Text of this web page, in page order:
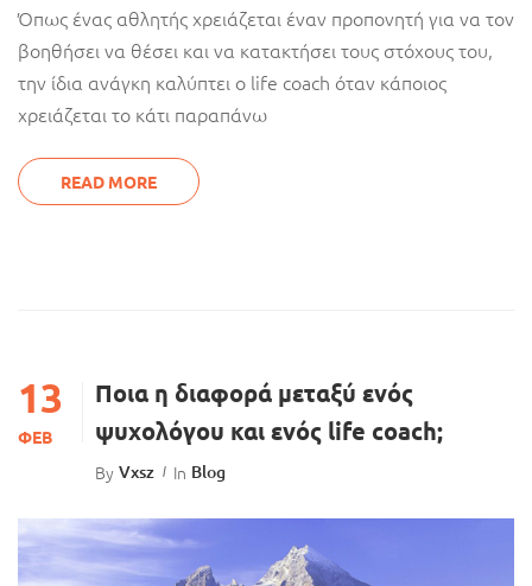
Όπως ένας αθλητής χρειάζεται έναν προπονητή για να τον
βοηθήσει να θέσει και να κατακτήσει τους στόχους του,
την ίδια ανάγκη καλύπτει ο life coach όταν κάποιος
χρειάζεται το κάτι παραπάνω
READ MORE
13
ΦΕΒ
Ποια η διαφορά μεταξύ ενός
ψυχολόγου και ενός life coach;
By Vxsz In Blog